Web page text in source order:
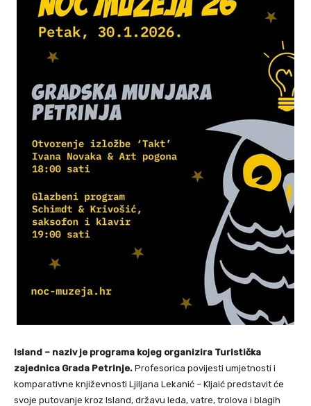
Island – naziv je programa kojeg organizira Turistička
zajednica Grada Petrinje. Profesorica povijesti umjetnosti i
komparativne književnosti Ljiljana Lekanić – Kljaić predstavit će
svoje putovanje kroz Island, državu leda, vatre, trolova i blagih